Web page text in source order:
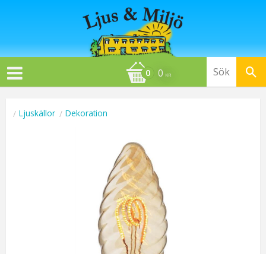
0 KR
Ljuskällor Dekoration